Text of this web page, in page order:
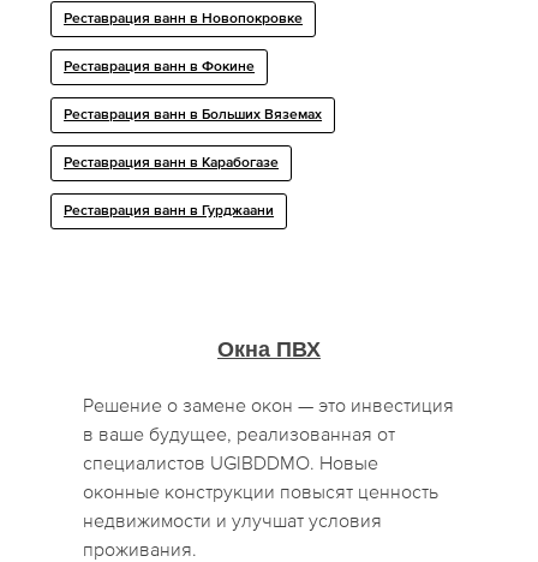
Реставрация ванн в Новопокровке
Реставрация ванн в Фокине
Реставрация ванн в Больших Вяземах
Реставрация ванн в Карабогазе
Реставрация ванн в Гурджаани
Окна ПВХ
Решение о замене окон — это инвестиция
в ваше будущее, реализованная от
специалистов UGIBDDMO. Новые
оконные конструкции повысят ценность
недвижимости и улучшат условия
проживания.